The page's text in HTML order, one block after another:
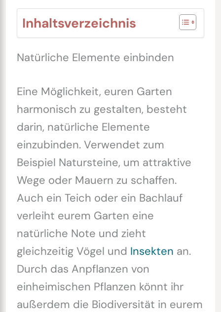
Inhaltsverzeichnis
Natürliche Elemente einbinden
Eine Möglichkeit, euren Garten
harmonisch zu gestalten, besteht
darin, natürliche Elemente
einzubinden. Verwendet zum
Beispiel Natursteine, um attraktive
Wege oder Mauern zu schaffen.
Auch ein Teich oder ein Bachlauf
verleiht eurem Garten eine
natürliche Note und zieht
gleichzeitig Vögel und Insekten an.
Durch das Anpflanzen von
einheimischen Pflanzen könnt ihr
außerdem die Biodiversität in eurem